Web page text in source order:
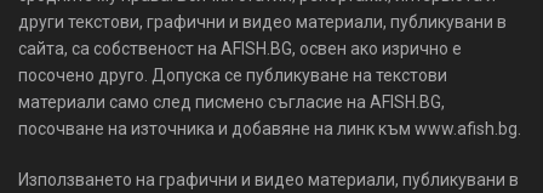
други текстови, графични и видео материали, публикувани в
сайта, са собственост на AFISH.BG, освен ако изрично е
посочено друго. Допуска се публикуване на текстови
материали само след писмено съгласие на AFISH.BG,
посочване на източника и добавяне на линк към www.afish.bg.
Използването на графични и видео материали, публикувани в